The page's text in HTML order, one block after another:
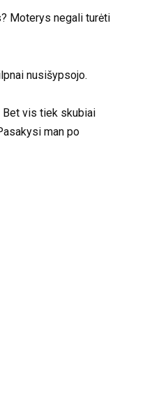
Moterys negali turėti
nusišypsojo.
Bet vis tiek skubiai
man po